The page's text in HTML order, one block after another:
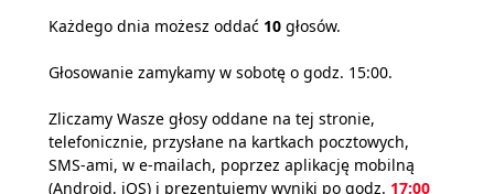
Każdego dnia możesz oddać 10 głosów.
Głosowanie zamykamy w sobotę o godz. 15:00.
Zliczamy Wasze głosy oddane na tej stronie,
telefonicznie, przysłane na kartkach pocztowych,
SMS-ami, w e-mailach, poprzez aplikację mobilną
(Android, iOS) i prezentujemy wyniki po godz. 17:00